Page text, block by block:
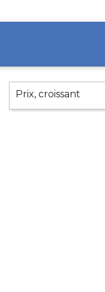
Prix, croissant